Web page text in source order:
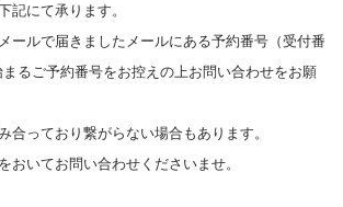
記にて承ります。
ールで届きましたメールにある予約番号（受付番
るご予約番号をお控えの上お問い合わせをお願
合っており繋がらない場合もあります。
おいてお問い合わせくださいませ。